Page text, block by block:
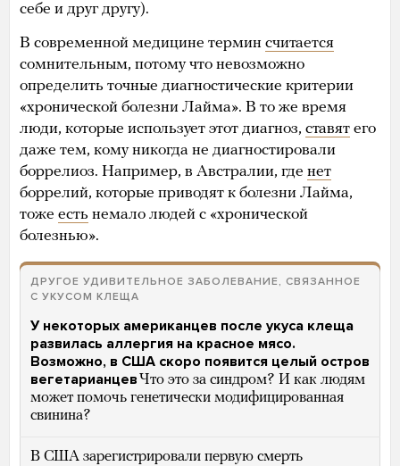
себе и друг другу).
В современной медицине термин считается
сомнительным, потому что невозможно
определить точные диагностические критерии
«хронической болезни Лайма». В то же время
люди, которые использует этот диагноз, ставят его
даже тем, кому никогда не диагностировали
боррелиоз. Например, в Австралии, где нет
боррелий, которые приводят к болезни Лайма,
тоже есть немало людей с «хронической
болезнью».
ДРУГОЕ УДИВИТЕЛЬНОЕ ЗАБОЛЕВАНИЕ, СВЯЗАННОЕ
С УКУСОМ КЛЕЩА
У некоторых американцев после укуса клеща
развилась аллергия на красное мясо.
Возможно, в США скоро появится целый остров
вегетарианцев Что это за синдром? И как людям
может помочь генетически модифицированная
свинина?
В США зарегистрировали первую смерть